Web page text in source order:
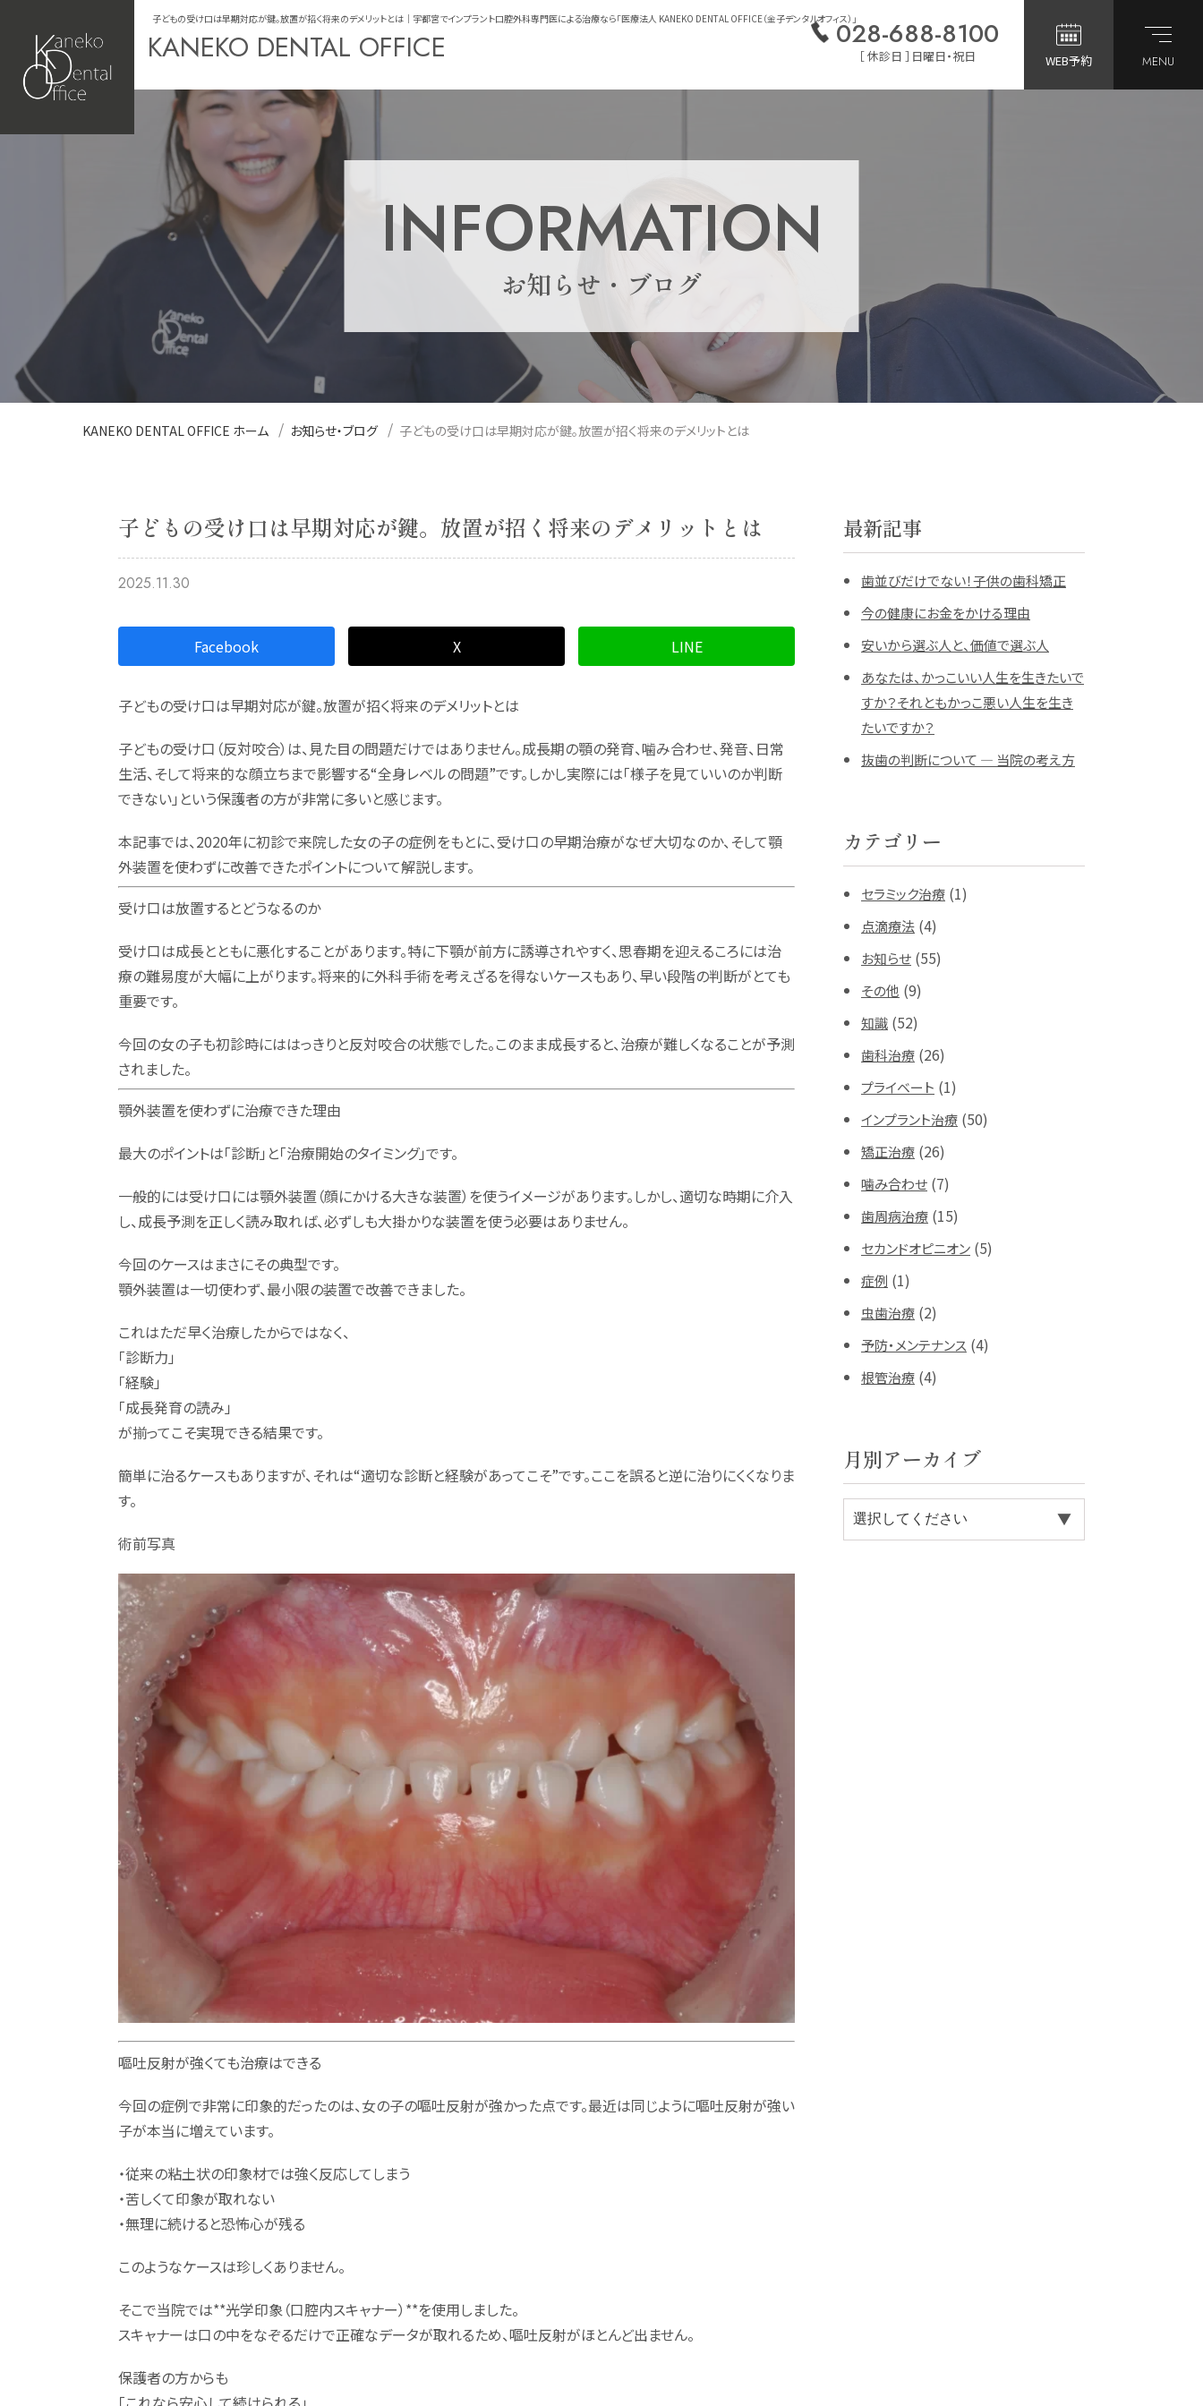
子どもの受け口は早期対応が鍵。放置が招く将来のデメリットとは｜宇都宮でインプラント口腔外科専門医による治療なら「医療法人 KANEKO DENTAL OFFICE（金子デンタルオフィス）」
KANEKO DENTAL OFFICE 028-688-8100
［ 休診日 ］日曜日・祝日 WEB予約 MENU
INFORMATION
お知らせ・ブログ
KANEKO DENTAL OFFICE ホーム お知らせ・ブログ 子どもの受け口は早期対応が鍵。放置が招く将来のデメリットとは
子どもの受け口は早期対応が鍵。放置が招く将来のデメリットとは
2025.11.30
Facebook X LINE
子どもの受け口は早期対応が鍵。放置が招く将来のデメリットとは
子どもの受け口（反対咬合）は、見た目の問題だけではありません。成長期の顎の発育、噛み合わせ、発音、日常
生活、そして将来的な顔立ちまで影響する“全身レベルの問題”です。しかし実際には「様子を見ていいのか判断
できない」という保護者の方が非常に多いと感じます。
本記事では、2020年に初診で来院した女の子の症例をもとに、受け口の早期治療がなぜ大切なのか、そして顎
外装置を使わずに改善できたポイントについて解説します。
受け口は放置するとどうなるのか
受け口は成長とともに悪化することがあります。特に下顎が前方に誘導されやすく、思春期を迎えるころには治
療の難易度が大幅に上がります。将来的に外科手術を考えざるを得ないケースもあり、早い段階の判断がとても
重要です。
今回の女の子も初診時にははっきりと反対咬合の状態でした。このまま成長すると、治療が難しくなることが予測
されました。
顎外装置を使わずに治療できた理由
最大のポイントは「診断」と「治療開始のタイミング」です。
一般的には受け口には顎外装置（顔にかける大きな装置）を使うイメージがあります。しかし、適切な時期に介入
し、成長予測を正しく読み取れば、必ずしも大掛かりな装置を使う必要はありません。
今回のケースはまさにその典型です。
顎外装置は一切使わず、最小限の装置で改善できました。
これはただ早く治療したからではなく、
「診断力」
「経験」
「成長発育の読み」
が揃ってこそ実現できる結果です。
簡単に治るケースもありますが、それは“適切な診断と経験があってこそ”です。ここを誤ると逆に治りにくくなりま
す。
術前写真
嘔吐反射が強くても治療はできる
今回の症例で非常に印象的だったのは、女の子の嘔吐反射が強かった点です。最近は同じように嘔吐反射が強い
子が本当に増えています。
・従来の粘土状の印象材では強く反応してしまう
・苦しくて印象が取れない
・無理に続けると恐怖心が残る
このようなケースは珍しくありません。
そこで当院では**光学印象（口腔内スキャナー）**を使用しました。
スキャナーは口の中をなぞるだけで正確なデータが取れるため、嘔吐反射がほとんど出ません。
保護者の方からも
最新記事
歯並びだけでない！子供の歯科矯正
今の健康にお金をかける理由
安いから選ぶ人と、価値で選ぶ人
あなたは、かっこいい人生を生きたいで
すか？それともかっこ悪い人生を生き
たいですか？
抜歯の判断について ― 当院の考え方
カテゴリー
セラミック治療 (1)
点滴療法 (4)
お知らせ (55)
その他 (9)
知識 (52)
歯科治療 (26)
プライベート (1)
インプラント治療 (50)
矯正治療 (26)
噛み合わせ (7)
歯周病治療 (15)
セカンドオピニオン (5)
症例 (1)
虫歯治療 (2)
予防・メンテナンス (4)
根管治療 (4)
月別アーカイブ